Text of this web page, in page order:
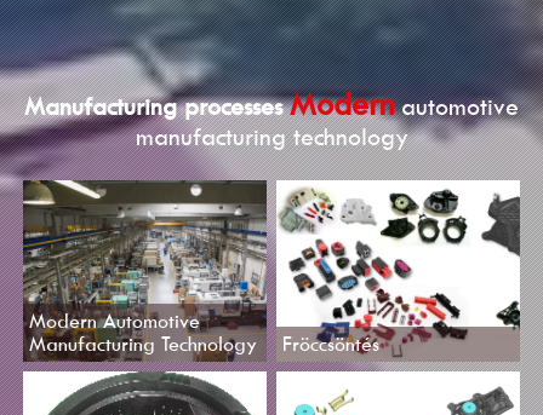
Manufacturing processes Modernautomotive
manufacturing technology
Modern Automotive
Manufacturing Technology
Fröccsöntés